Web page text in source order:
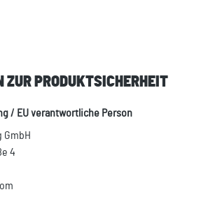
ZUR PRODUKTSICHERHEIT
/ EU verantwortliche Person
4